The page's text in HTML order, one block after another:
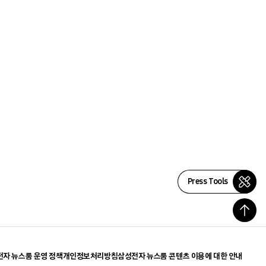
Press Tools
자 뉴스룸 운영 정책개인정보처리방침삼성전자 뉴스룸 콘텐츠 이용에 대한 안내